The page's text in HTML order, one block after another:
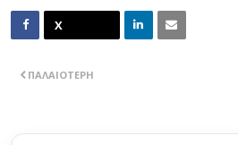
ΠΑΛΑΙΌΤΕΡΗ